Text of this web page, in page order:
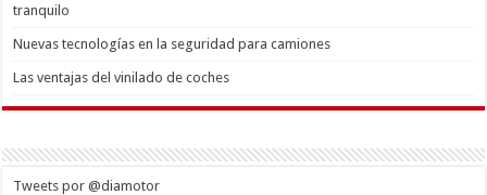
tranquilo
Nuevas tecnologías en la seguridad para camiones
Las ventajas del vinilado de coches
Tweets por @diamotor